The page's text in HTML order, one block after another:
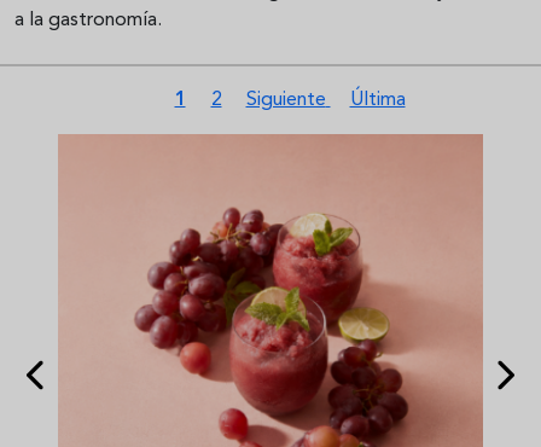
a la gastronomía.
Página actual
1 Página
2 Siguiente página
Siguiente Última página
Última